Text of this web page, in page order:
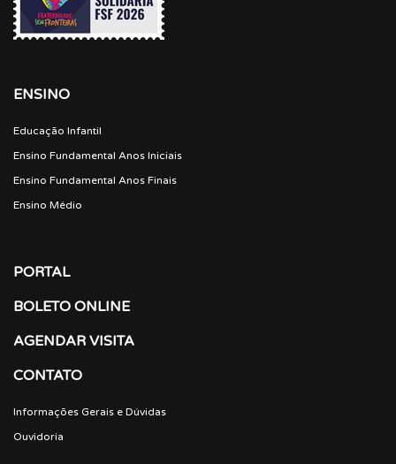
ENSINO
Educação Infantil
Ensino Fundamental Anos Iniciais
Ensino Fundamental Anos Finais
Ensino Médio
PORTAL
BOLETO ONLINE
AGENDAR VISITA
CONTATO
Informações Gerais e Dúvidas
Ouvidoria